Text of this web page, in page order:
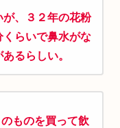
、３２年の花粉
らいで鼻水がな
るらしい。
ものを買って飲